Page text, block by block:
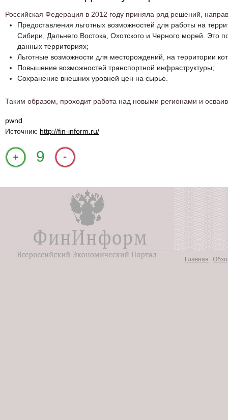
Российская Федерация в 2012 году приняла ряд решений,
Предоставления льготных возможностей для работы на
Сибири, Дальнего Востока, Охотского и Черного морей. Это
данных территориях;
Льготные возможности для месторождений, на территории
Повышение возможностей транспортной инфраструктуры;
Сохранение внешних уровней цен на сырье.
Таким образом, проходит работа над новыми регионами и
pwnd
Источник: http://fin-inform.ru/
+1
9
Главная